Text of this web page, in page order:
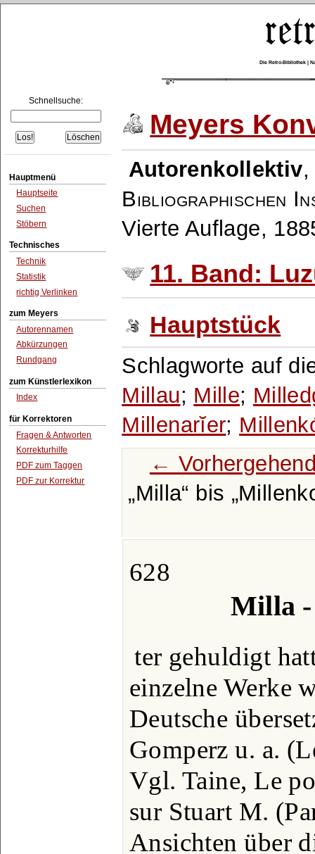
Die Retro-Bibliothek |
Schnellsuche:
Hauptmenü
Hauptseite
Suchen
Stöbern
Technisches
Technik
Statistik
richtig Verlinken
zum Meyers
Autorennamen
Abkürzungen
Rundgang
zum Künstlerlexikon
Index
für Korrektoren
Fragen & Antworten
Korrekturhilfe
PDF zum Taggen
PDF zur Korrektur
Meyers
Autorenkollektiv
Bibliographischen
Vierte Auflage,
11. Band:
Hauptstück
Schlagworte auf
Millau; Mille;
Millenarĭer;
←
Milla
bis
628
Milla
ter gehuldigt
einzelne Werke
Deutsche
Gomperz u. a.
Vgl. Taine, Le
sur Stuart M.
Ansichten über